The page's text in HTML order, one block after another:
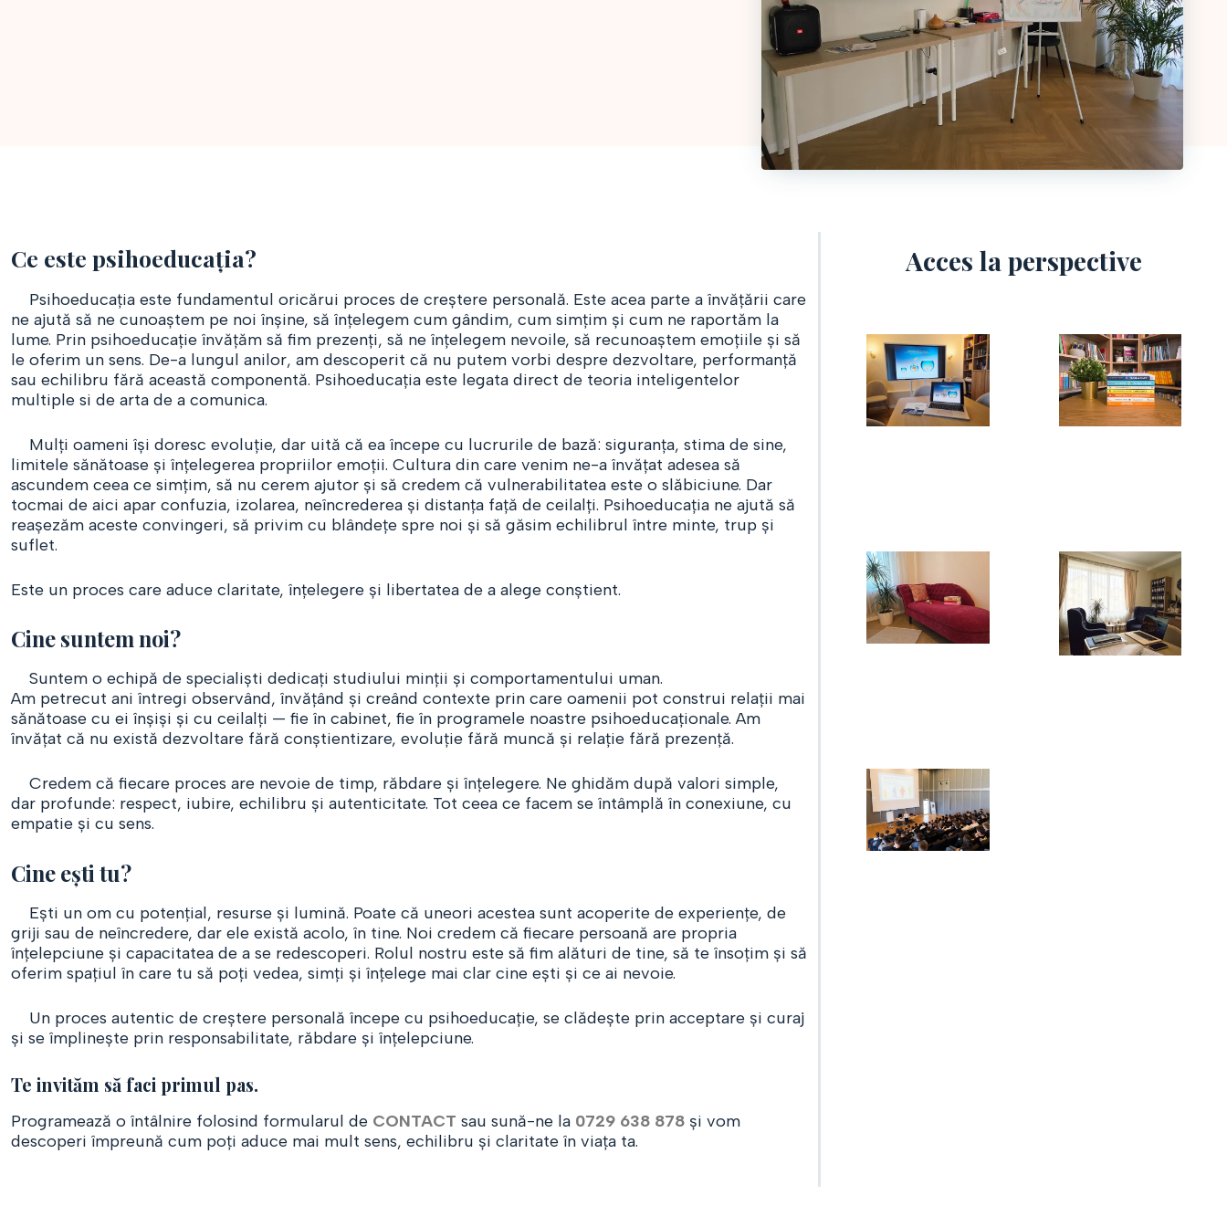
Ce este psihoeducația?
Psihoeducația este fundamentul oricărui proces de creștere personală. Este acea parte a învățării care
ne ajută să ne cunoaștem pe noi înșine, să înțelegem cum gândim, cum simțim și cum ne raportăm la
lume. Prin psihoeducație învățăm să fim prezenți, să ne înțelegem nevoile, să recunoaștem emoțiile și să
le oferim un sens. De-a lungul anilor, am descoperit că nu putem vorbi despre dezvoltare, performanță
sau echilibru fără această componentă. Psihoeducația este legata direct de teoria inteligentelor
multiple si de arta de a comunica.
Mulți oameni își doresc evoluție, dar uită că ea începe cu lucrurile de bază: siguranța, stima de sine,
limitele sănătoase și înțelegerea propriilor emoții. Cultura din care venim ne-a învățat adesea să
ascundem ceea ce simțim, să nu cerem ajutor și să credem că vulnerabilitatea este o slăbiciune. Dar
tocmai de aici apar confuzia, izolarea, neîncrederea și distanța față de ceilalți. Psihoeducația ne ajută să
reașezăm aceste convingeri, să privim cu blândețe spre noi și să găsim echilibrul între minte, trup și
suflet.
Este un proces care aduce claritate, înțelegere și libertatea de a alege conștient.
Cine suntem noi?
Suntem o echipă de specialiști dedicați studiului minții și comportamentului uman.
Am petrecut ani întregi observând, învățând și creând contexte prin care oamenii pot construi relații mai
sănătoase cu ei înșiși și cu ceilalți — fie în cabinet, fie în programele noastre psihoeducaționale. Am
învățat că nu există dezvoltare fără conștientizare, evoluție fără muncă și relație fără prezență.
Credem că fiecare proces are nevoie de timp, răbdare și înțelegere. Ne ghidăm după valori simple,
dar profunde: respect, iubire, echilibru și autenticitate. Tot ceea ce facem se întâmplă în conexiune, cu
empatie și cu sens.
Cine ești tu?
Ești un om cu potențial, resurse și lumină. Poate că uneori acestea sunt acoperite de experiențe, de
griji sau de neîncredere, dar ele există acolo, în tine. Noi credem că fiecare persoană are propria
înțelepciune și capacitatea de a se redescoperi. Rolul nostru este să fim alături de tine, să te însoțim și să
oferim spațiul în care tu să poți vedea, simți și înțelege mai clar cine ești și ce ai nevoie.
Un proces autentic de creștere personală începe cu psihoeducație, se clădește prin acceptare și curaj
și se împlinește prin responsabilitate, răbdare și înțelepciune.
Te invităm să faci primul pas.
Programează o întâlnire folosind formularul de CONTACT sau sună-ne la 0729 638 878 și vom
descoperi împreună cum poți aduce mai mult sens, echilibru și claritate în viața ta.
Acces la perspective